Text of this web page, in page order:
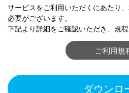
サービスをご利用いただくにあたり
必要がございます。
下記より詳細をご確認いただき、規
ご利用規
ダウンロ